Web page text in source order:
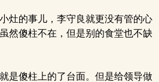
灶的事儿，李守良就更没有管的心
然傻柱不在，但是别的食堂也不缺
是傻柱上的了台面。但是给领导做